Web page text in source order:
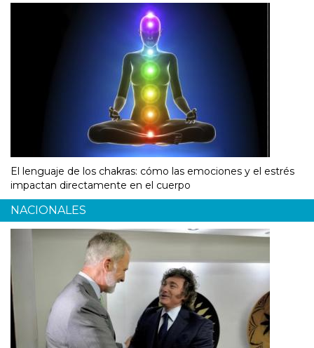
El lenguaje de los chakras: cómo las emociones y el estrés
impactan directamente en el cuerpo
NACIONALES